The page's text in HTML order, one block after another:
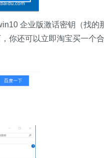
企业版激话密钥（找的
你还可以立即淘宝买一个合